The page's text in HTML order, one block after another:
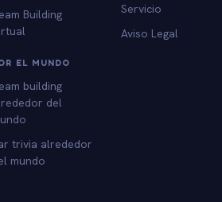
Building
EL MUNDO
building
del
trivia alrededor
mundo
Servicio
Aviso Legal